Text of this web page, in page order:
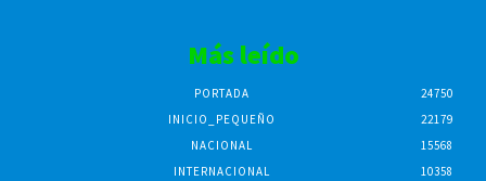
Más leído
PORTADA
24750
INICIO_PEQUEÑO
22179
NACIONAL
15568
INTERNACIONAL
10358